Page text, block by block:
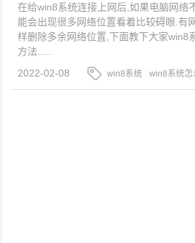
在给win8系统连接上网后,如果电脑网络
能会出现很多网络位置看着比较碍眼.有
样删除多余网络位置,下面教下大家win8
方法.....
2022-02-08
win8系统
win8系统怎
置
删除多余网络位置